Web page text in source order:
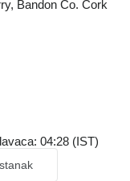
Bandon Co. Cork
04:28 (IST)